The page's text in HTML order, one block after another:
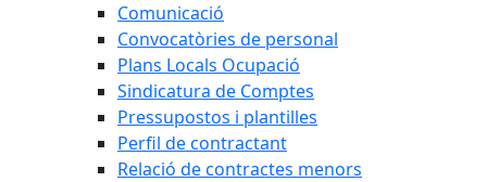
Comunicació
Convocatòries de personal
Plans Locals Ocupació
Sindicatura de Comptes
Pressupostos i plantilles
Perfil de contractant
Relació de contractes menors